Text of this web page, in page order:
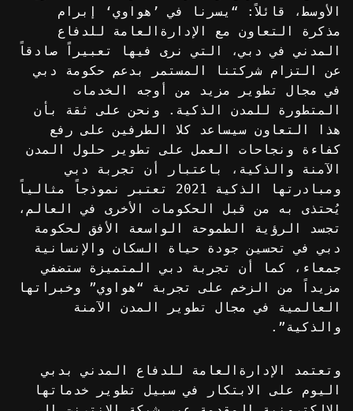
الأوسط، قائلاً: “يسرنا في ’هواوي‘ إبرام
مذكرة التعاون مع الإدارةالعامة للدفاع
المدني في دبي، التي نرى فيها تعبيراً صادقاً
عن التزام شركتنا المستمر بدعم حكومة دبي
في مجال تطوير مزيد من أوجه الخدمات
المتطورة للمدن الذكية. ونحن على ثقة بأن
هذا التعاون سيساعد كلا الطرفين على رفع
كفاءة ونجاحات العمل على تطوير حلول المدن
الآمنة والذكية، باعتبار أن تجربة دبي
ومبادرتها الذكية 2021 تعتبر نموذجاً مثالياً
يُحتذى به من قبل الحكومات الأخرى في العالم،
تجسد الرؤية الطموحة الواسعة الأفق لحكومة
دبي في تحسين جودة حياة السكان والإنسانية
جمعاء، كما أن تجربة دبي المتميزة ستضفي
مزيداً من الزخم على تجربة “هواوي” وخبراتها
العالمية في مجال تطوير المدن الآمنة
والذكية”.
وتعتمد الإدارةالعامة للدفاع المدني بدبي
اليوم على الابتكار في سبيل تطوير خدماتها